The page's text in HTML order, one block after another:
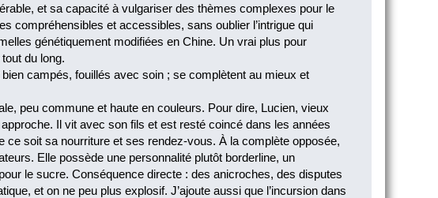
et sa capacité à vulgariser des thèmes complexes pour le
compréhensibles et accessibles, sans oublier l’intrigue qui
génétiquement modifiées en Chine. Un vrai plus pour
du long.
campés, fouillés avec soin ; se complètent au mieux et
peu commune et haute en couleurs. Pour dire, Lucien, vieux
Il vit avec son fils et est resté coincé dans les années
soit sa nourriture et ses rendez-vous. À la complète opposée,
Elle possède une personnalité plutôt borderline, un
le sucre. Conséquence directe : des anicroches, des disputes
et on ne peu plus explosif. J’ajoute aussi que l’incursion dans